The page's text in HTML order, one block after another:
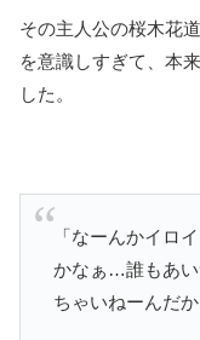
その主人公の桜木花
を意識しすぎて、本
した。
「なーんかイロ
かなぁ…誰もあい
ちゃいねーんだか